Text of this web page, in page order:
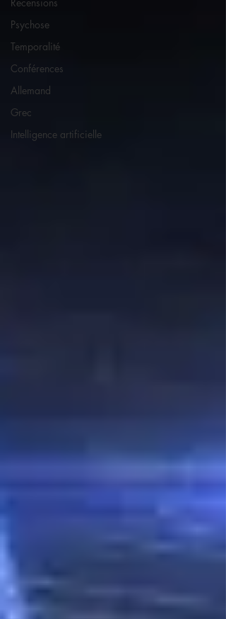
Psychose
Temporalité
Conférences
Allemand
Grec
Intelligence artificielle